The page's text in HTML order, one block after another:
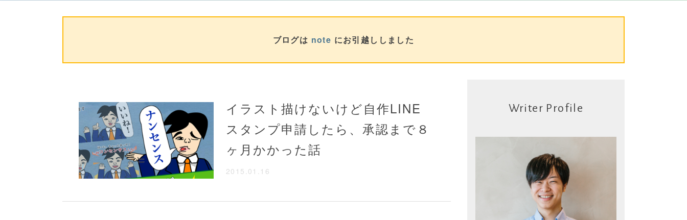
ブログは note にお引越ししました
イラスト描けないけど自作LINE
スタンプ申請したら、承認まで８
ヶ月かかった話
2015.01.16
Writer Profile